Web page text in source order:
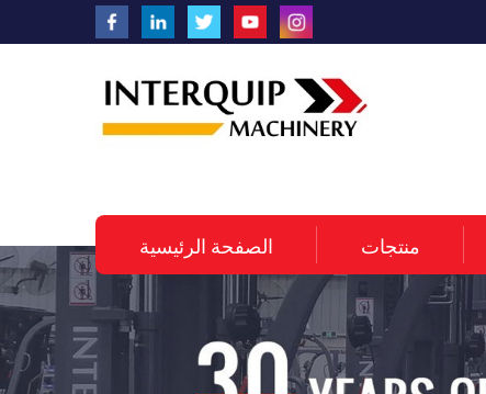
الصفحة الرئيسية منتجات